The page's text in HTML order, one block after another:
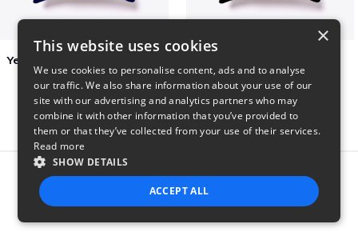
Report this product
×
This website uses cookies
We use cookies to personalise content, ads and to analyse
our traffic. We also share information about your use of our
site with our advertising and analytics partners who may
combine it with other information that you’ve provided to
them or that they’ve collected from your use of their services.
Read more
SHOW DETAILS
ACCEPT ALL
STRICTLY NECESSARY PERFORMANCE